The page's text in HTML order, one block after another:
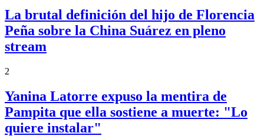
La brutal definición del hijo de Florencia
Peña sobre la China Suárez en pleno
stream
2
Yanina Latorre expuso la mentira de
Pampita que ella sostiene a muerte: "Lo
quiere instalar"